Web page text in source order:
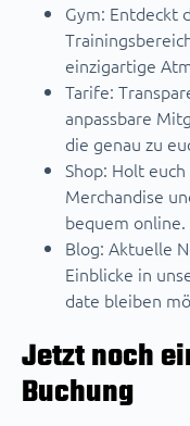
Gym: Entdeckt
einzigartige
Tarife:
anpassbare
die genau zu
Shop: Holt euch
Merchandise
bequem online.
Blog: Aktuelle
Einblicke in
date bleiben
Jetzt noch
Buchung